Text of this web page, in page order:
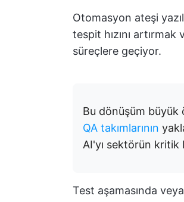
Otomasyon ateşi
tespit hızını
süreçlere geçiyor.
Bu dönüşüm büyük
QA takımlarının
AI'yı sektörün
Test aşamasında